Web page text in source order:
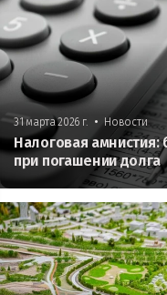
31 марта 2026 г. • Новости
Налоговая
при погашении долга